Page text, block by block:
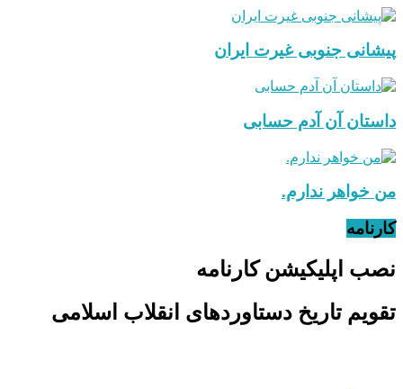
پیشانی جنوبی غیرت ایران
داستان آن آدم حسابی
من خواهر ندارم.
کارنامه
نصب اپلیکیشن کارنامه
تقویم تاریخ دستاوردهای انقلاب اسلامی